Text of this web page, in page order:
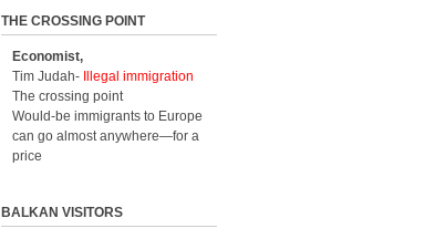
THE CROSSING POINT
Economist,
Tim Judah-
Illegal immigration
The crossing point
Would-be immigrants to Europe
can go almost anywhere—for a
price
BALKAN VISITORS